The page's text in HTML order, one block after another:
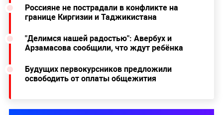
Россияне не пострадали в конфликте на
границе Киргизии и Таджикистана
"Делимся нашей радостью": Авербух и
Арзамасова сообщили, что ждут ребёнка
Будущих первокурсников предложили
освободить от оплаты общежития